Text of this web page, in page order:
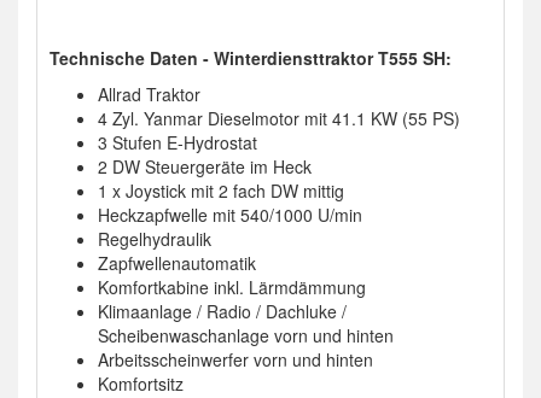
Technische Daten - Winterdiensttraktor T555 SH:
Allrad Traktor
4 Zyl. Yanmar Dieselmotor mit 41.1 KW (55 PS)
3 Stufen E-Hydrostat
2 DW Steuergeräte im Heck
1 x Joystick mit 2 fach DW mittig
Heckzapfwelle mit 540/1000 U/min
Regelhydraulik
Zapfwellenautomatik
Komfortkabine inkl. Lärmdämmung
Klimaanlage / Radio / Dachluke /
Scheibenwaschanlage vorn und hinten
Arbeitsscheinwerfer vorn und hinten
Komfortsitz